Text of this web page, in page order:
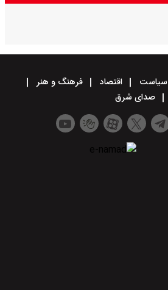
سیاست اقتصاد
فرهنگ و هنر
صدای شرق